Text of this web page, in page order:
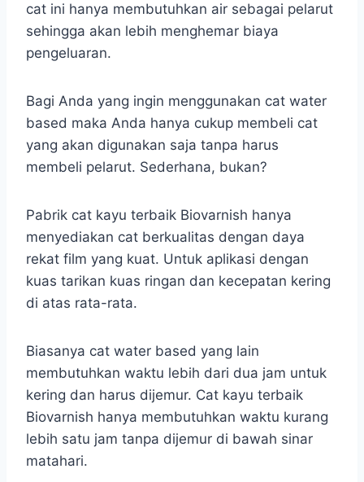
cat ini hanya membutuhkan air sebagai pelarut
sehingga akan lebih menghemar biaya
pengeluaran.
Bagi Anda yang ingin menggunakan cat water
based maka Anda hanya cukup membeli cat
yang akan digunakan saja tanpa harus
membeli pelarut. Sederhana, bukan?
Pabrik cat kayu terbaik Biovarnish hanya
menyediakan cat berkualitas dengan daya
rekat film yang kuat. Untuk aplikasi dengan
kuas tarikan kuas ringan dan kecepatan kering
di atas rata-rata.
Biasanya cat water based yang lain
membutuhkan waktu lebih dari dua jam untuk
kering dan harus dijemur. Cat kayu terbaik
Biovarnish hanya membutuhkan waktu kurang
lebih satu jam tanpa dijemur di bawah sinar
matahari.